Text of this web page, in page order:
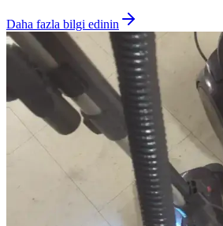
Daha fazla bilgi edinin